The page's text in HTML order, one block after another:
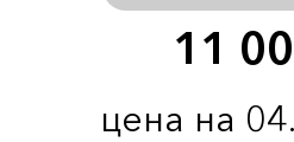
11
цена на